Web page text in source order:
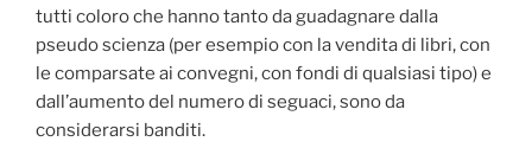
tutti coloro che hanno tanto da guadagnare dalla
pseudo scienza (per esempio con la vendita di libri, con
le comparsate ai convegni, con fondi di qualsiasi tipo) e
dall’aumento del numero di seguaci, sono da
considerarsi banditi.